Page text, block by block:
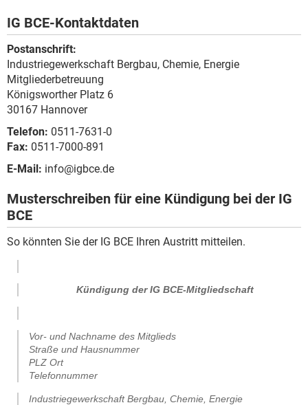
IG BCE-Kontaktdaten
Postanschrift:
Industriegewerkschaft Bergbau, Chemie, Energie
Mitgliederbetreuung
Königsworther Platz 6
30167 Hannover
Telefon: 0511-7631-0
Fax: 0511-7000-891
E-Mail: info@igbce.de
Musterschreiben für eine Kündigung bei der IG
BCE
So könnten Sie der IG BCE Ihren Austritt mitteilen.
Kündigung der IG BCE-Mitgliedschaft
Vor- und Nachname des Mitglieds
Straße und Hausnummer
PLZ Ort
Telefonnummer
Industriegewerkschaft Bergbau, Chemie, Energie